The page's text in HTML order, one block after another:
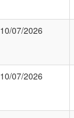
10/07/2026
10/07/2026